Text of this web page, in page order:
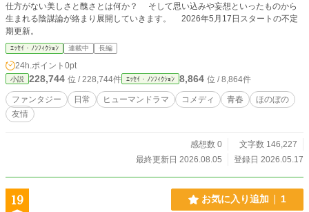
仕方がない美しさと醜さとは何か？ そして思い込みや妄想といったものから
生まれる陰謀論が絡まり展開していきます。 2026年5月17日スタートの不定
期更新。
ｴｯｾｲ・ﾉﾝﾌｨｸｼｮﾝ 連載中 長編
24h.ポイント 0pt
小説 228,744 位 / 228,744件 ｴｯｾｲ・ﾉﾝﾌｨｸｼｮﾝ 8,864 位 / 8,864件
ファンタジー 日常 ヒューマンドラマ コメディ 青春
ほのぼの
友情
感想数 0
文字数 146,227
最終更新日 2026.08.05
登録日 2026.05.17
19 お気に入り追加 1